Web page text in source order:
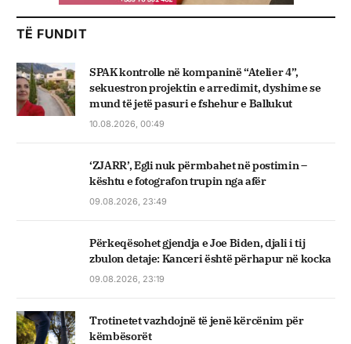
TË FUNDIT
SPAK kontrolle në kompaninë “Atelier 4”,
sekuestron projektin e arredimit, dyshime se
mund të jetë pasuri e fshehur e Ballukut
10.08.2026, 00:49
‘ZJARR’, Egli nuk përmbahet në postimin –
kështu e fotografon trupin nga afër
09.08.2026, 23:49
Përkeqësohet gjendja e Joe Biden, djali i tij
zbulon detaje: Kanceri është përhapur në kocka
09.08.2026, 23:19
Trotinetet vazhdojnë të jenë kërcënim për
këmbësorët